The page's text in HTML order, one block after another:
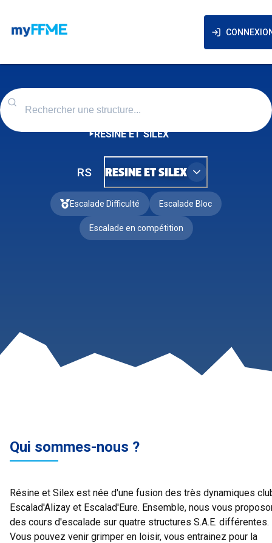
RESINE ET SILEX
RS RESINE ET SILEX
Escalade Difficulté Escalade Bloc
Escalade en compétition
Qui sommes-nous ?
Résine et Silex est née d'une fusion des très dynamiques
Escalad'Alizay et Escalad'Eure. Ensemble, nous vous
des cours d'escalade sur quatre structures S.A.E. différentes.
Vous pouvez venir grimper en loisir, vous entrainez pour la